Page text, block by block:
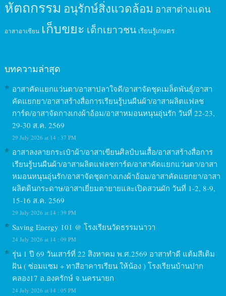
หัตถกรรม อนุรักษ์สิ่งแวดล้อม อาสาต่างแดน
อาสาอาเซียน เก็บขยะ เด็กเยาวชน เรียนรู้เกษตร
บทความล่าสุด
อาสาคัดแยกแว่นตา/อาสาปลาใจดี/อาสาจัดชุดเมล็ดพันธุ์/อาสา
คัดแยกยา/อาสาสร้างสื่อการเรียนรู้บนผืนผ้า/อาสาผลิตแฟลช
การ์ด/อาสาจัดกางเกงผ้าอ้อม/อาสาหมอนหนุนอุ่นรัก วันที่ 22-23,
29-30 ส.ค. 2569
29 July 2026 at 14 : 37 PM
อาสาลงลายกระเป๋าผ้า/อาสาเขียนศิลป์บนเสื้อ/อาสาสร้างสื่อการ
เรียนรู้บนผืนผ้า/อาสาผลิตแฟลชการ์ด/อาสาคัดแยกแว่นตา/อาสา
หมอนหนุนอุ่นรัก/อาสาจัดชุดกางเกงผ้าอ้อม/อาสาคัดแยกยา/อาสา
ผลิตดินกระดาษ/อาสาเยี่ยมตายายและเปิดสวนผัก วันที่ 1-2, 8-9,
15-16 ส.ค. 2569
29 July 2026 at 14 : 39 PM
Saving Energy 101 @ โรงเรียนวัดธรรมนาวา
24 July 2026 at 14 : 09 PM
รุ่น 1 ปี 69 วันเสาร์ที่ 22 สิงหาคม พ.ศ.2569 อาสาทำดี แต้มสีเติม
ฝัน ( ซ่อมแซม + ทาสีอาคารเรียน ให้น้อง ) โรงเรียนบ้านปาก
คลอง17 อ.องครักษ์ จ.นครนายก
24 July 2026 at 14 : 05 PM